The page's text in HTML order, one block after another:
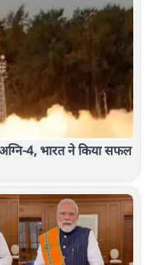
4, भारत ने किया सफल